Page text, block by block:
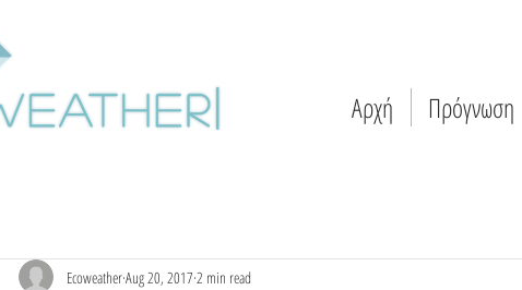
Αρχή Πρόγνωση
EcoweatherAug 20, 2017 2 min read